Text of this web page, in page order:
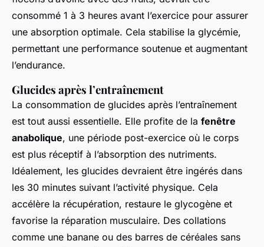
consommé 1 à 3 heures avant l’exercice pour assurer
une absorption optimale. Cela stabilise la glycémie,
permettant une performance soutenue et augmentant
l’endurance.
Glucides après l’entraînement
La consommation de glucides après l’entraînement
est tout aussi essentielle. Elle profite de la fenêtre
anabolique, une période post-exercice où le corps
est plus réceptif à l’absorption des nutriments.
Idéalement, les glucides devraient être ingérés dans
les 30 minutes suivant l’activité physique. Cela
accélère la récupération, restaure le glycogène et
favorise la réparation musculaire. Des collations
comme une banane ou des barres de céréales sans